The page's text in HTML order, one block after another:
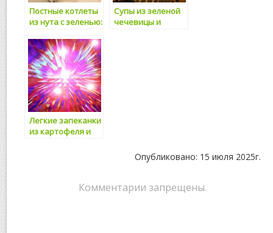
Постные котлеты
из нута с зеленью:
питание без мяса
Супы из зеленой
чечевицы и
Легкие запеканки
из картофеля и
Опубликовано: 15 июля 2025г.
Комментарии запрещены.